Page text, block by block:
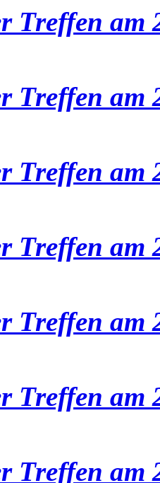
Treffen am
Treffen am
Treffen am
Treffen am
Treffen am
Treffen am
Treffen am